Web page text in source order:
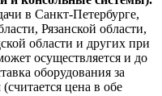
в Санкт-Петербурге,
Рязанской области,
области и других при
осуществляется и до
оборудования за
цена в обе